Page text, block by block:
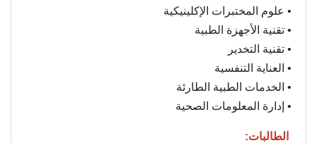
• علوم المختبرات الإكلينيكية
• تقنية الأجهزة الطبية
• تقنية التخدير
• العناية التنفسية
• الخدمات الطبية الطارئة
• إدارة المعلومات الصحية
الطالبات: